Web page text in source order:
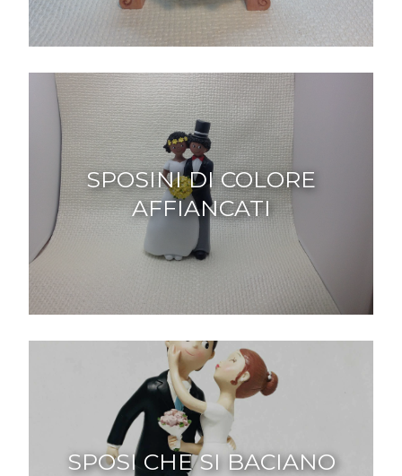
SPOSINI DI COLORE
AFFIANCATI
SPOSI CHE SI BACIANO